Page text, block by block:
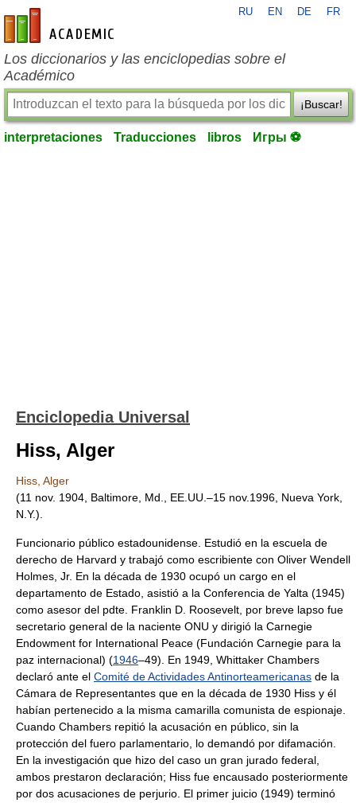
es-academic.com
RU EN DE FR
Los diccionarios y las enciclopedias sobre el
Académico
¡Buscar!
interpretaciones Traducciones libros Игры ⚽
Enciclopedia Universal
Hiss, Alger
Hiss, Alger
(11 nov. 1904, Baltimore, Md., EE.UU.–15 nov.1996, Nueva York,
N.Y.).
Funcionario público estadounidense. Estudió en la escuela de
derecho de Harvard y trabajó como escribiente con Oliver Wendell
Holmes, Jr. En la década de 1930 ocupó un cargo en el
departamento de Estado, asistió a la Conferencia de Yalta (1945)
como asesor del pdte. Franklin D. Roosevelt, por breve lapso fue
secretario general de la naciente ONU y dirigió la Carnegie
Endowment for International Peace (Fundación Carnegie para la
paz internacional) (1946–49). En 1949, Whittaker Chambers
declaró ante el Comité de Actividades Antinorteamericanas de la
Cámara de Representantes que en la década de 1930 Hiss y él
habían pertenecido a la misma camarilla comunista de espionaje.
Cuando Chambers repitió la acusación en público, sin la
protección del fuero parlamentario, lo demandó por difamación.
En la investigación que hizo del caso un gran jurado federal,
ambos prestaron declaración; Hiss fue encausado posteriormente
por dos acusaciones de perjurio. El primer juicio (1949) terminó